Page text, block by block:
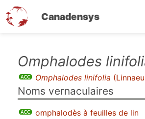
Canadensys
contenu
principal
Omphalodes
Omphalodes linifolia
Noms vernaculaires
omphalodès à feuilles de lin